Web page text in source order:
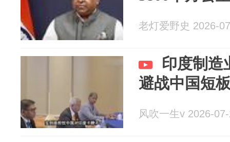
老灯爱野史 2026-
印度制造
避战中国短
风吹一生v 2026-